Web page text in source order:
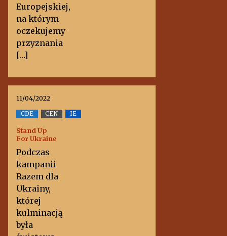
Europejskiej,
na którym
oczekujemy
przyznania
[…]
11/04/2022
CDE CEN IE
Stand Up
For Ukraine
Podczas
kampanii
Razem dla
Ukrainy,
której
kulminacją
była